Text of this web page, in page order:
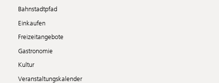
Bahnstadtpfad
Einkaufen
Freizeitangebote
Gastronomie
Kultur
Veranstaltungskalender